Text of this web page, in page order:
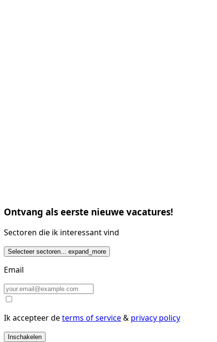
Ontvang als eerste nieuwe vacatures!
Sectoren die ik interessant vind
Selecteer sectoren... expand_more
Email
Ik accepteer determs of service& privacy policy
Inschakelen